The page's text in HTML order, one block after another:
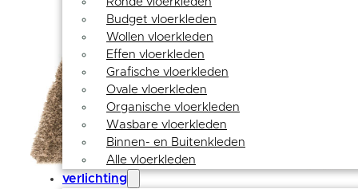
Budget vloerkleden
Wollen vloerkleden
Effen vloerkleden
Grafische vloerkleden
Ovale vloerkleden
Organische vloerkleden
Wasbare vloerkleden
Binnen- en Buitenkleden
Alle vloerkleden
verlichting